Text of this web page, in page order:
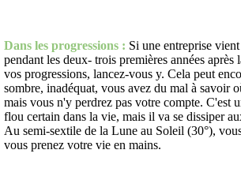
Dans les progressions : Si une entreprise
pendant les deux- trois premières années après
vos progressions, lancez-vous y. Cela peut
sombre, inadéquat, vous avez du mal à savoir
mais vous n'y perdrez pas votre compte. C'est
flou certain dans la vie, mais il va se dissiper
Au semi-sextile de la Lune au Soleil (30°),
vous prenez votre vie en mains.